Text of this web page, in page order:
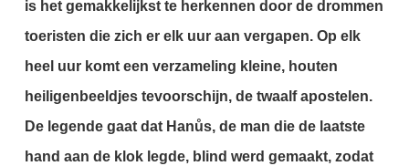
is het gemakkelijkst te herkennen door de drommen
toeristen die zich er elk uur aan vergapen. Op elk
heel uur komt een verzameling kleine, houten
heiligenbeeldjes tevoorschijn, de twaalf apostelen.
De legende gaat dat Hanůs, de man die de laatste
hand aan de klok legde, blind werd gemaakt, zodat